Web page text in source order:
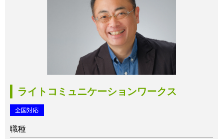
ライトコミュニケーションワークス
全国対応
職種